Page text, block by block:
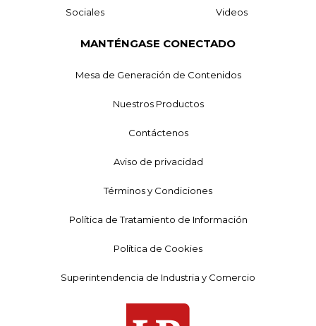
Sociales Videos
MANTÉNGASE CONECTADO
Mesa de Generación de Contenidos
Nuestros Productos
Contáctenos
Aviso de privacidad
Términos y Condiciones
Política de Tratamiento de Información
Política de Cookies
Superintendencia de Industria y Comercio